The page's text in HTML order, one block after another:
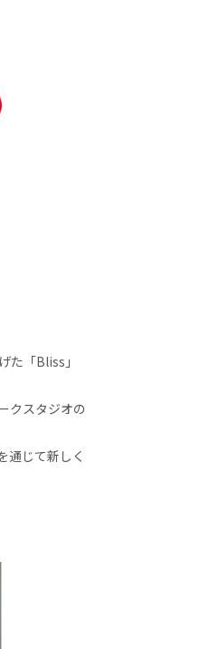
た「Bliss」
クスタジオの
通じて新しく